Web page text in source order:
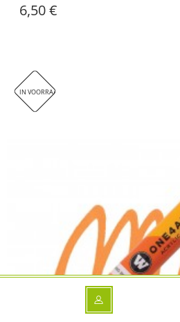
6,50 €
IN VOORRAAD